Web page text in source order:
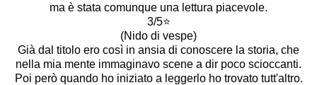
ma è stata comunque una lettura piacevole.
3/5⭐️
(Nido di vespe)
Già dal titolo ero così in ansia di conoscere la storia, che
nella mia mente immaginavo scene a dir poco scioccanti.
Poi però quando ho iniziato a leggerlo ho trovato tutt'altro.